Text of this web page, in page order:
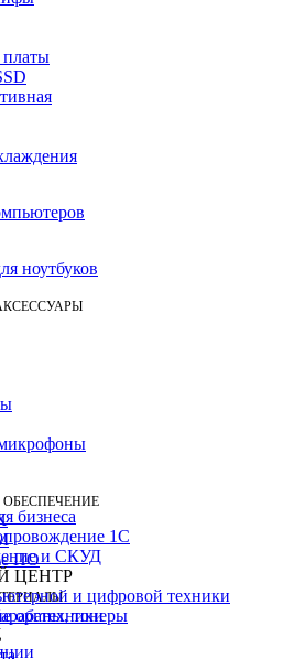
ноутбуков
ПО
тонеры
бизнеса
1C
и СКУД
ЦЕНТР
и цифровой техники
оргтехники